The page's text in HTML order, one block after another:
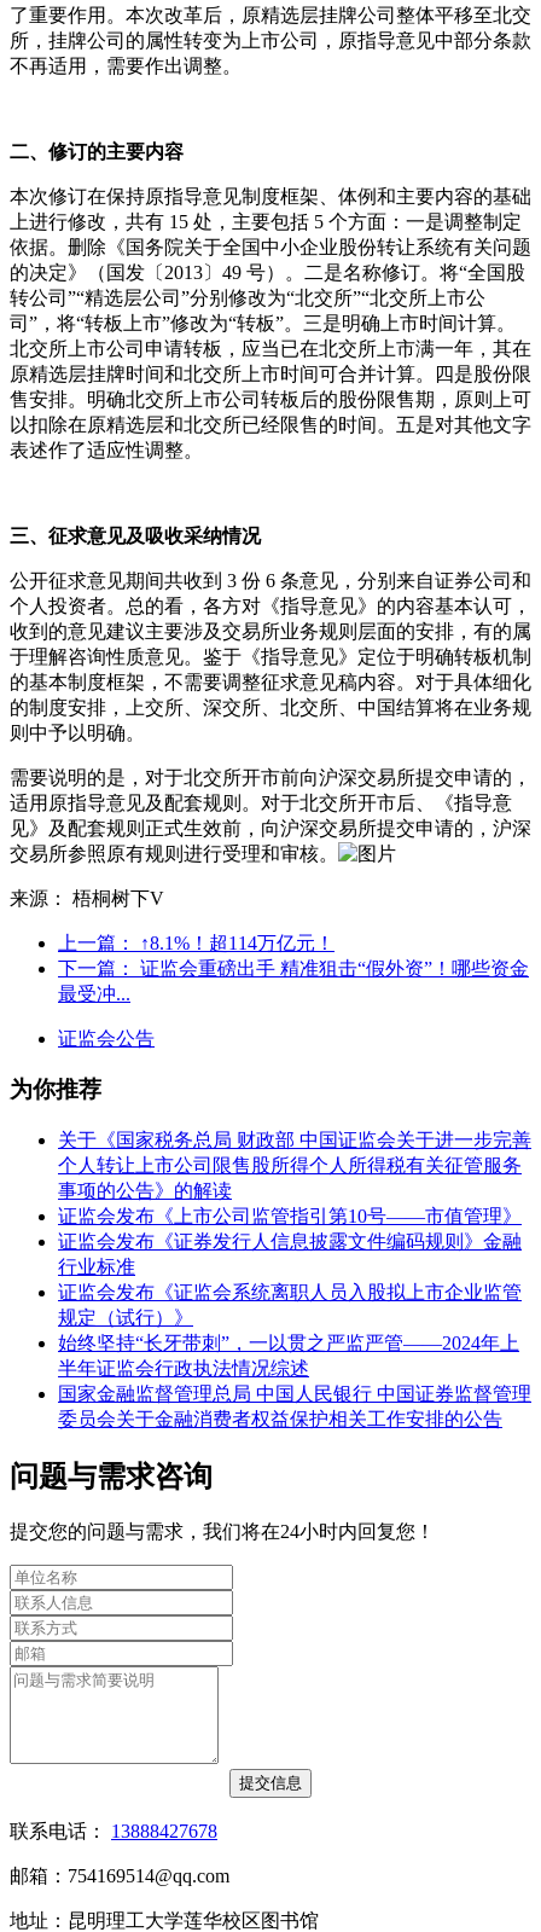
了重要作用。本次改革后，原精选层挂牌公司整体平移至北交
所，挂牌公司的属性转变为上市公司，原指导意见中部分条款
不再适用，需要作出调整。
二、修订的主要内容
本次修订在保持原指导意见制度框架、体例和主要内容的基础
上进行修改，共有 15 处，主要包括 5 个方面：一是调整制定
依据。删除《国务院关于全国中小企业股份转让系统有关问题
的决定》（国发〔2013〕49 号）。二是名称修订。将“全国股
转公司”“精选层公司”分别修改为“北交所”“北交所上市公
司”，将“转板上市”修改为“转板”。三是明确上市时间计算。
北交所上市公司申请转板，应当已在北交所上市满一年，其在
原精选层挂牌时间和北交所上市时间可合并计算。四是股份限
售安排。明确北交所上市公司转板后的股份限售期，原则上可
以扣除在原精选层和北交所已经限售的时间。五是对其他文字
表述作了适应性调整。
三、征求意见及吸收采纳情况
公开征求意见期间共收到 3 份 6 条意见，分别来自证券公司和
个人投资者。总的看，各方对《指导意见》的内容基本认可，
收到的意见建议主要涉及交易所业务规则层面的安排，有的属
于理解咨询性质意见。鉴于《指导意见》定位于明确转板机制
的基本制度框架，不需要调整征求意见稿内容。对于具体细化
的制度安排，上交所、深交所、北交所、中国结算将在业务规
则中予以明确。
需要说明的是，对于北交所开市前向沪深交易所提交申请的，
适用原指导意见及配套规则。对于北交所开市后、《指导意
见》及配套规则正式生效前，向沪深交易所提交申请的，沪深
交易所参照原有规则进行受理和审核。
来源： 梧桐树下V
上一篇：
↑8.1%！超114万亿元！
下一篇： 证监会重磅出手 精准狙击“假外资”！哪些资金
最受冲...
证监会公告
为你推荐
关于《国家税务总局 财政部 中国证监会关于进一步完善
个人转让上市公司限售股所得个人所得税有关征管服务
事项的公告》的解读
证监会发布《上市公司监管指引第10号——市值管理》
证监会发布《证券发行人信息披露文件编码规则》金融
行业标准
证监会发布《证监会系统离职人员入股拟上市企业监管
规定（试行）》
始终坚持“长牙带刺”，一以贯之严监严管——2024年上
半年证监会行政执法情况综述
国家金融监督管理总局 中国人民银行 中国证券监督管理
委员会关于金融消费者权益保护相关工作安排的公告
问题与需求咨询
提交您的问题与需求，我们将在24小时内回复您！
联系电话： 13888427678
邮箱：754169514@qq.com
地址：昆明理工大学莲华校区图书馆